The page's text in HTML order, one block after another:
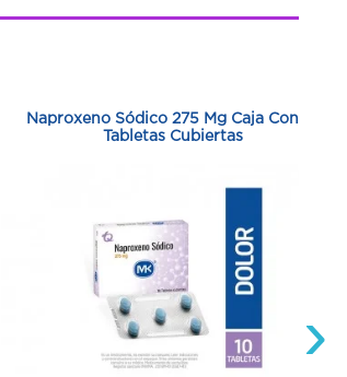
Naproxeno Sódico 275 Mg Caja Con 10
Tabletas Cubiertas
›